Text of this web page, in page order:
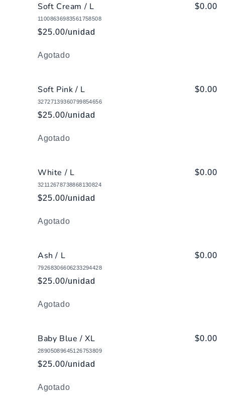
Soft Cream / L
11008636983561758508
$25.00/unidad
$0.00
Cantidad
Agotado
Soft Pink / L
32727139360799854656
$25.00/unidad
$0.00
Cantidad
Agotado
White / L
32112678738868130824
$25.00/unidad
$0.00
Cantidad
Agotado
Ash / L
79268306606233294428
$25.00/unidad
$0.00
Cantidad
Agotado
Baby Blue / XL
28905089645126753809
$25.00/unidad
$0.00
Cantidad
Agotado